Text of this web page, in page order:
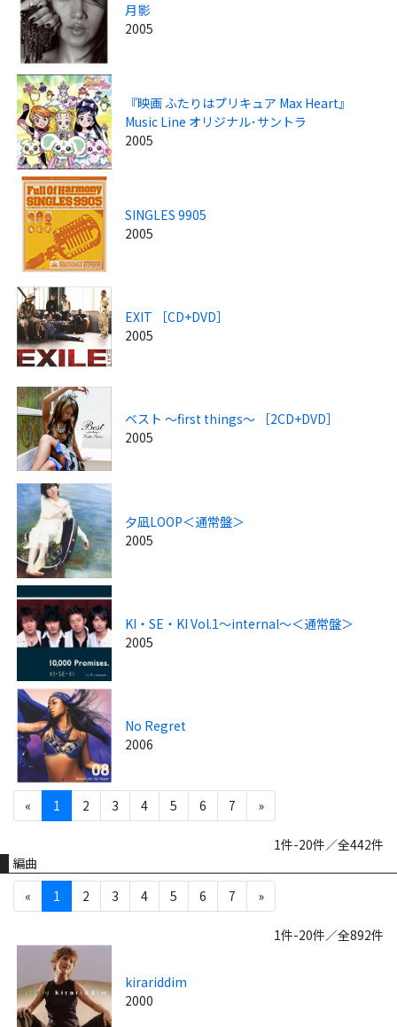
月影
2005
『映画 ふたりはプリキュア Max Heart』
Music Line オリジナル･サントラ
2005
SINGLES 9905
2005
EXIT ［CD+DVD］
2005
ベスト ～first things～ ［2CD+DVD］
2005
夕凪LOOP＜通常盤＞
2005
KI・SE・KI Vol.1～internal～＜通常盤＞
2005
No Regret
2006
« 1 2 3 4 5 6 7 »
1件-20件／全442件
編曲
«
1 2 3 4 5 6 7 »
1件-20件／全892件
kirariddim
2000